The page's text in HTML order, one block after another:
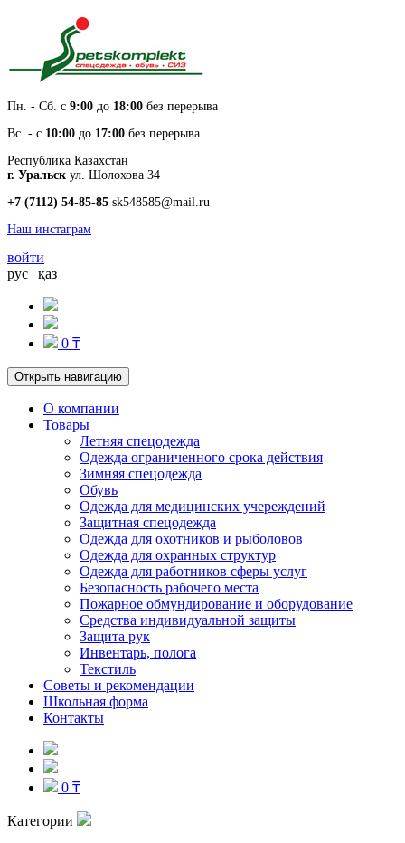
Пн. - Cб. с 9:00 до 18:00 без перерыва
Вс. - с 10:00 до 17:00 без перерыва
Республика Казахстан
г. Уральск ул. Шолохова 34
+7 (7112) 54-85-85 sk548585@mail.ru
Наш инстаграм
войти
рус | қаз
0 ₸
Открыть навигацию
О компании
Товары
Летняя спецодежда
Одежда ограниченного срока действия
Зимняя спецодежда
Обувь
Одежда для медицинских учереждений
Защитная спецодежда
Одежда для охотников и рыболовов
Одежда для охранных структур
Одежда для работников сферы услуг
Безопасность рабочего места
Пожарное обмундирование и оборудование
Средства индивидуальной защиты
Защита рук
Инвентарь, полога
Текстиль
Советы и рекомендации
Школьная форма
Контакты
0 ₸
Категории